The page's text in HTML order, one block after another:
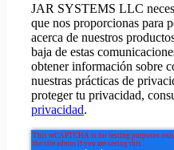
JAR SYSTEMS LLC
que nos proporcionas para
acerca de nuestros
baja de estas
obtener información sobre
nuestras prácticas de
proteger tu privacidad,
privacidad.